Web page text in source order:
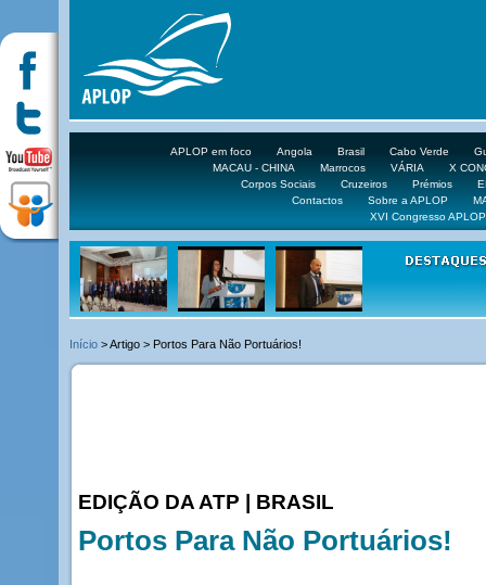
APLOP em foco Angola Brasil Cabo Verde
MACAU - CHINA
Marrocos VÁRIA
X
Corpos Sociais
Cruzeiros Prémios
Contactos
Sobre a APLOP
XVI Congresso APLOP
Início > Artigo > Portos Para Não Portuários!
EDIÇÃO DA ATP | BRASIL
Portos Para Não Portuários!